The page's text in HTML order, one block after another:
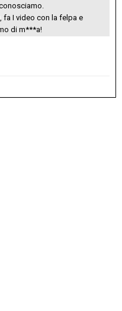
fa I video con la felpa e
di m***a!